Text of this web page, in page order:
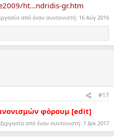
ht...ndridis-gr.htm
από έναν συντονιστή: 16 Αύγ 2016
#17
φόρουμ [edit]
από έναν συντονιστή: 7 Δεκ 2017